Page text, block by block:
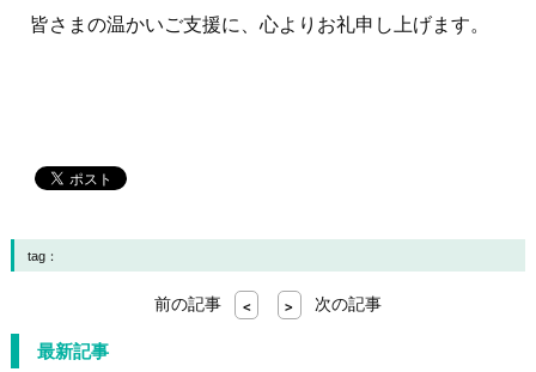
皆さまの温かいご支援に、心よりお礼申し上げます。
tag：
前の記事 < > 次の記事
最新記事